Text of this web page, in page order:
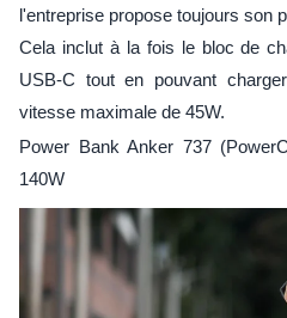
l'entreprise propose toujours son
Cela inclut à la fois le bloc de
USB-C tout en pouvant
vitesse maximale de 45W.
Power Bank Anker 737
140W